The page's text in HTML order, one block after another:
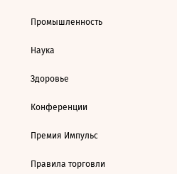
Промышленность
Наука
Здоровье
Конференции
Премия Импульс
Правила торговли